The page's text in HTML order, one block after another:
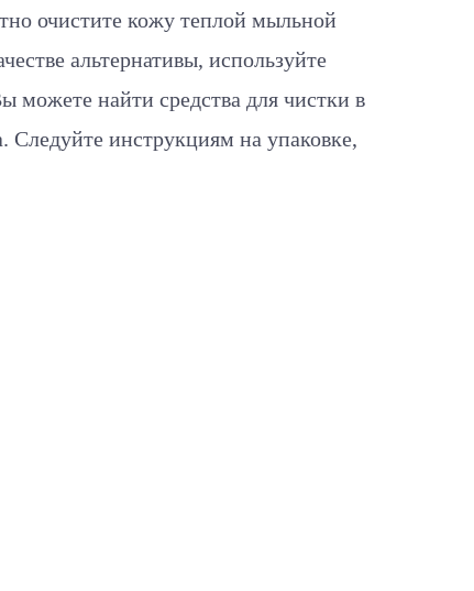
очистите кожу теплой мыльной
альтернативы, используйте
можете найти средства для чистки в
Следуйте инструкциям на упаковке,